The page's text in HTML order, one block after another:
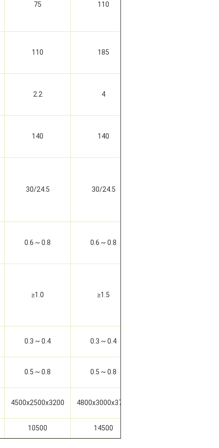
75 110
110 185
2.2 4
140 140
30/24.5 30/24.5
0.6 ~ 0.8 0.6 ~ 0.8
≥1.0 ≥1.5
0.3 ~ 0.4 0.3 ~ 0.4
0.5 ~ 0.8 0.5 ~ 0.8
4500x2500x3200 4800x3000x3700
10500 14500